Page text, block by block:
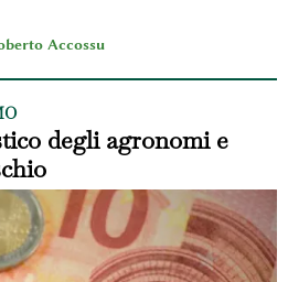
Accossu
degli agronomi e